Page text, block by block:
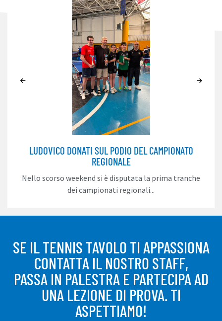
LUDOVICO DONATI SUL PODIO DEL CAMPIONATO
REGIONALE
Nello scorso weekend si è disputata la prima tranche
dei campionati regionali...
SE IL TENNIS TAVOLO TI APPASSIONA
CONTATTA IL NOSTRO STAFF,
PASSA IN PALESTRA E PARTECIPA AD
UNA LEZIONE DI PROVA. TI
ASPETTIAMO!